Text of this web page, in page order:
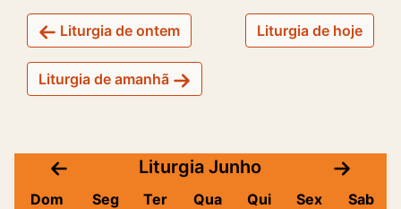
Liturgia de ontem Liturgia de hoje
Liturgia de amanhã
Liturgia Junho
Dom Seg Ter Qua Qui Sex
Sab